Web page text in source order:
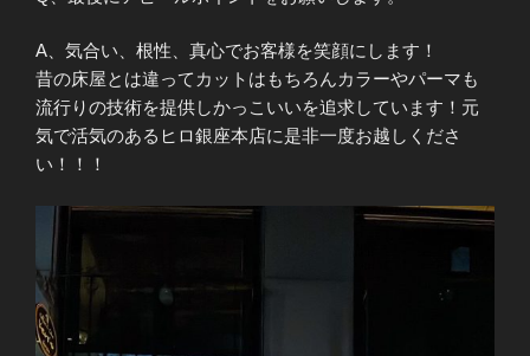
A、気合い、根性、真心でお客様を笑顔にします！
昔の床屋とは違ってカットはもちろんカラーやパーマも
流行りの技術を提供しかっこいいを追求しています！元
気で活気のあるヒロ銀座本店に是非一度お越しくださ
い！！！